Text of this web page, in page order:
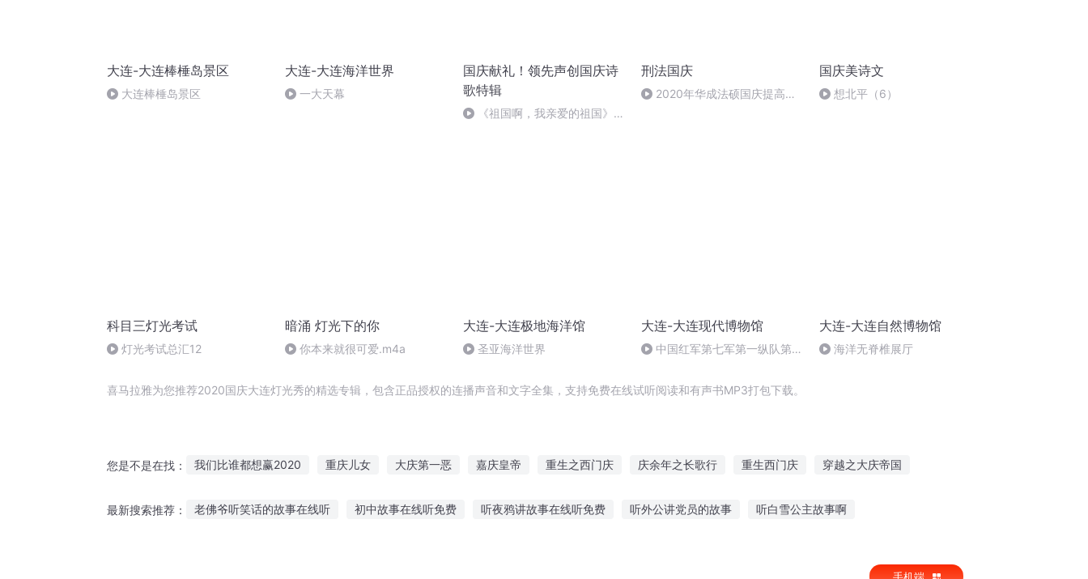
大连-大连棒棰岛景区
大连棒棰岛景区
大连-大连海洋世界
一大天幕
国庆献礼！领先声创国庆诗
歌特辑
《祖国啊，我亲爱的祖国》温
刑法国庆
2020年华成法硕国庆提高班
国庆美诗文
想北平（6）
科目三灯光考试
灯光考试总汇12
暗涌 灯光下的你
你本来就很可爱.m4a
大连-大连极地海洋馆
圣亚海洋世界
大连-大连现代博物馆
中国红军第七军第一纵队第二
大连-大连自然博物馆
海洋无脊椎展厅
喜马拉雅为您推荐2020国庆大连灯光秀的精选专辑，包含正品授权的连播声音和文字全集，支持免费在线试听阅读和有声书MP3打包下载。
您是不是在找： 我们比谁都想赢2020 重庆儿女 大庆第一恶 嘉庆皇帝 重生之西门庆 庆余年之长歌行 重生西门庆 穿越之大庆帝国
最新搜索推荐： 老佛爷听笑话的故事在线听 初中故事在线听免费 听夜鸦讲故事在线听免费 听外公讲党员的故事 听白雪公主故事啊